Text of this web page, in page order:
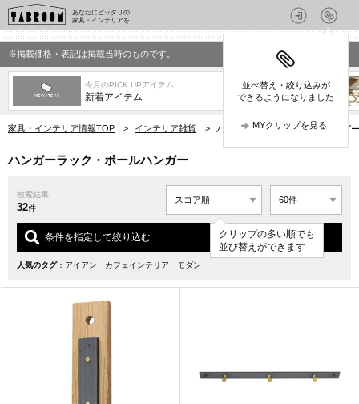
あなたにピッタリの
家具・インテリアを
並べ替え・絞り込みが
できるようになりました
MYクリップを見る
※掲載価格・表記は掲載当時のものです。
今月のPICK UPアイテム
新着アイテム
家具・インテリア情報TOP > インテリア雑貨 > ハンガーラック・ポールハンガ
ハンガーラック・ポールハンガー
検索結果
32件
クリップの多い順でも
並び替えができます
条件を指定して絞り込む
人気のタグ： アイアン カフェインテリア モダン